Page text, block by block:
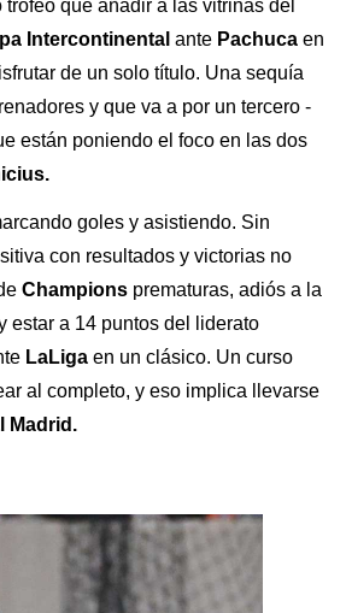
que añadir a las vitrinas del
Intercontinental ante Pachuca en
de un solo título. Una sequía
y que va a por un tercero -
están poniendo el foco en las dos
goles y asistiendo. Sin
con resultados y victorias no
Champions prematuras, adiós a la
estar a 14 puntos del liderato
LaLiga en un clásico. Un curso
al completo, y eso implica llevarse
Madrid.